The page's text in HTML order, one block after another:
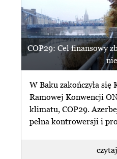
COP29: Cel finansowy
W Baku zakończyła się
Ramowej Konwencji
klimatu, COP29.
pełna kontrowersji i